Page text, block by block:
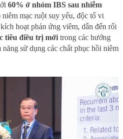
60% ở nhóm IBS sau nhiễm
mạc ruột suy yếu, độc tố vi
hoạt phản ứng viêm, dẫn đến rối
tiêu điều trị mớitrong các hướng
sử dụng các chất phục hồi niêm